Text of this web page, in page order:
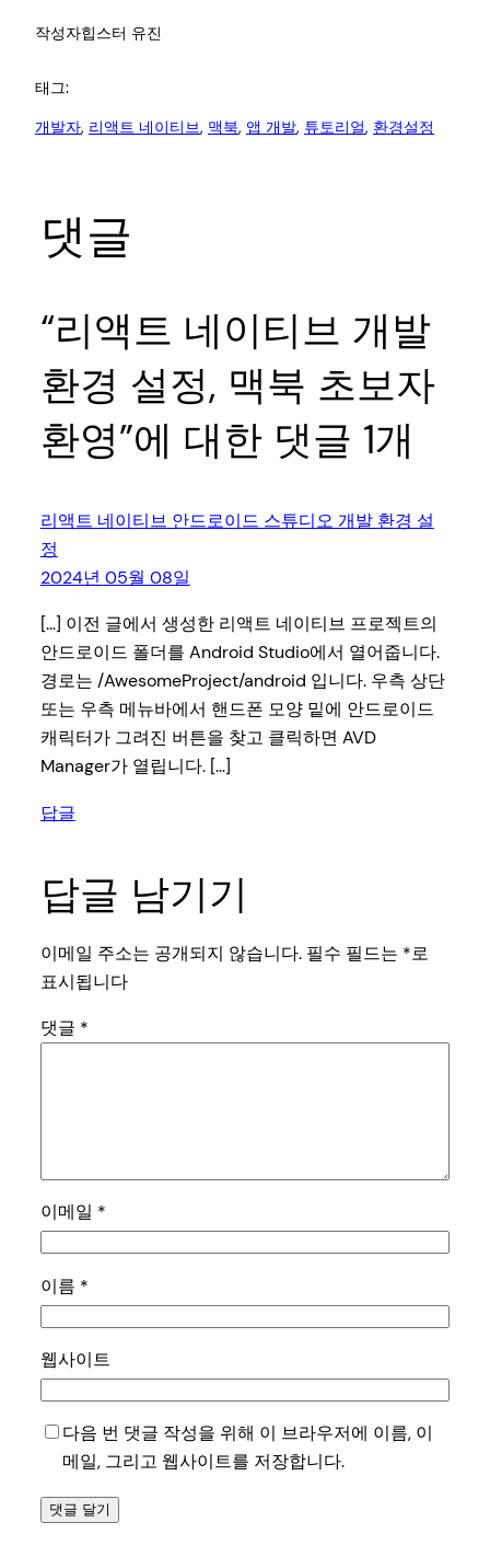
작성자힙스터 유진
태그:
개발자, 리액트 네이티브, 맥북, 앱 개발, 튜토리얼, 환경설정
댓글
“리액트 네이티브 개발
환경 설정, 맥북 초보자
환영”에 대한 댓글 1개
리액트 네이티브 안드로이드 스튜디오 개발 환경 설
정
2024년 05월 08일
[…] 이전 글에서 생성한 리액트 네이티브 프로젝트의
안드로이드 폴더를 Android Studio에서 열어줍니다.
경로는 /AwesomeProject/android 입니다. 우측 상단
또는 우측 메뉴바에서 핸드폰 모양 밑에 안드로이드
캐릭터가 그려진 버튼을 찾고 클릭하면 AVD
Manager가 열립니다. […]
답글
답글 남기기
이메일 주소는 공개되지 않습니다. 필수 필드는 *로
표시됩니다
댓글 *
이메일 *
이름 *
웹사이트
다음 번 댓글 작성을 위해 이 브라우저에 이름, 이
메일, 그리고 웹사이트를 저장합니다.